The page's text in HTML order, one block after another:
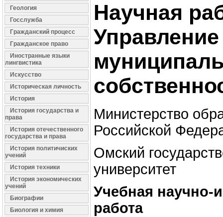
Геология
Госслужба
Гражданский процесс
Гражданское право
Иностранные языки
лингвистика
Искусство
Историческая личность
История
История государства и
права
История отечественного
государства и права
История политичиских
учений
История техники
История экономических
учений
Биографии
Биология и химия
Научная
Управление
Министерство
Российской
Омский
университет
Учебная научно-
работа